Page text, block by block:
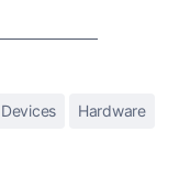
Devices Hardware